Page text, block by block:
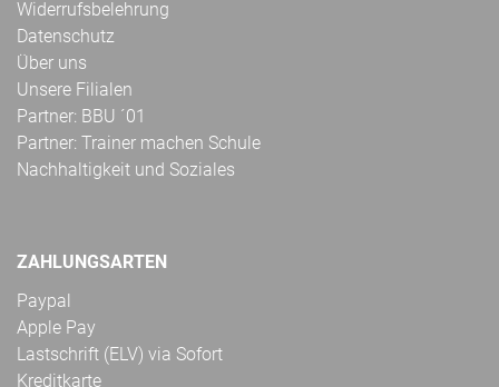
Widerrufsbelehrung
Datenschutz
Über uns
Unsere Filialen
Partner: BBU ´01
Partner: Trainer machen Schule
Nachhaltigkeit und Soziales
ZAHLUNGSARTEN
Paypal
Apple Pay
Lastschrift (ELV) via Sofort
Kreditkarte